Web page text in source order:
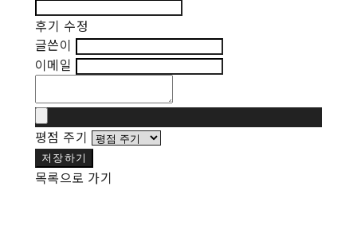
후기 수정
글쓴이
이메일
평점 주기
저장하기
목록으로 가기